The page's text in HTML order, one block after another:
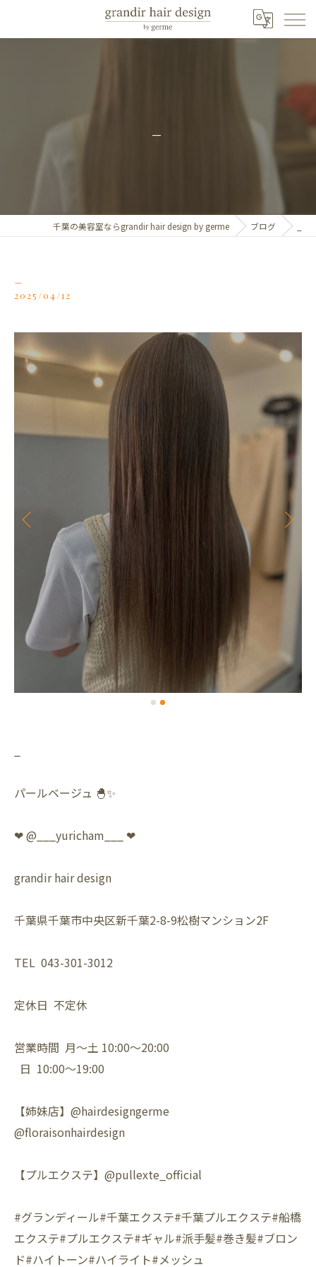
千葉の美容室ならgrandir hair design by germe ブログ
2025/04/12
パールベージュ 🐣✨
❤︎ @___yuricham___ ❤︎
grandir hair design
千葉県千葉市中央区新千葉2-8-9松樹マンション2F
TEL 043-301-3012
定休日 不定休
営業時間 月〜土 10:00〜20:00
日 10:00〜19:00
【姉妹店】@hairdesigngerme
@floraisonhairdesign
【プルエクステ】@pullexte_official
#グランディール#千葉エクステ#千葉プルエクステ#船橋
エクステ#プルエクステ#ギャル#派手髪#巻き髪#ブロン
ド#ハイトーン#ハイライト#メッシュ